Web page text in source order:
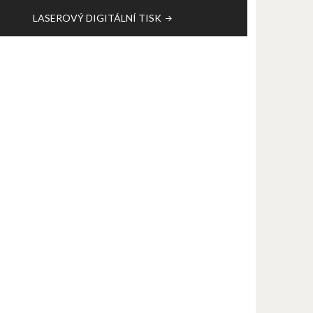
LASEROVÝ DIGITÁLNÍ TISK